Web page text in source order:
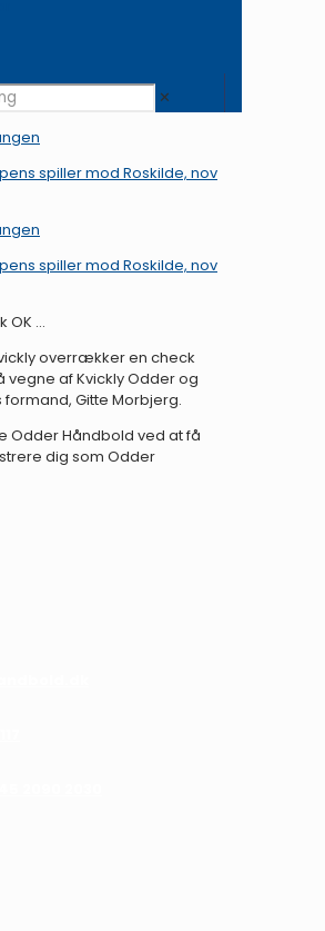
✕
spiller mod Roskilde, nov
spiller mod Roskilde, nov
OK …
overrækker en check
vegne af Kvickly Odder og
formand, Gitte Morbjerg.
Odder Håndbold ved at få
dig som Odder